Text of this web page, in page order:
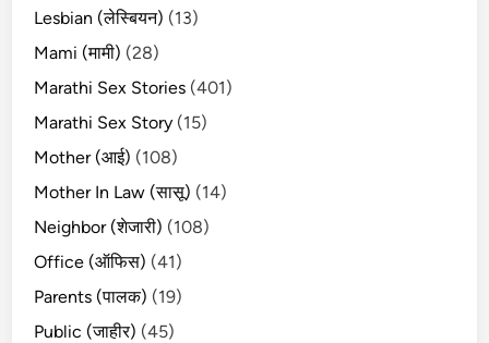
Lesbian (लेस्बियन) (13)
Mami (मामी) (28)
Marathi Sex Stories (401)
Marathi Sex Story (15)
Mother (आई) (108)
Mother In Law (सासू) (14)
Neighbor (शेजारी) (108)
Office (ऑफिस) (41)
Parents (पालक) (19)
Public (जाहीर) (45)